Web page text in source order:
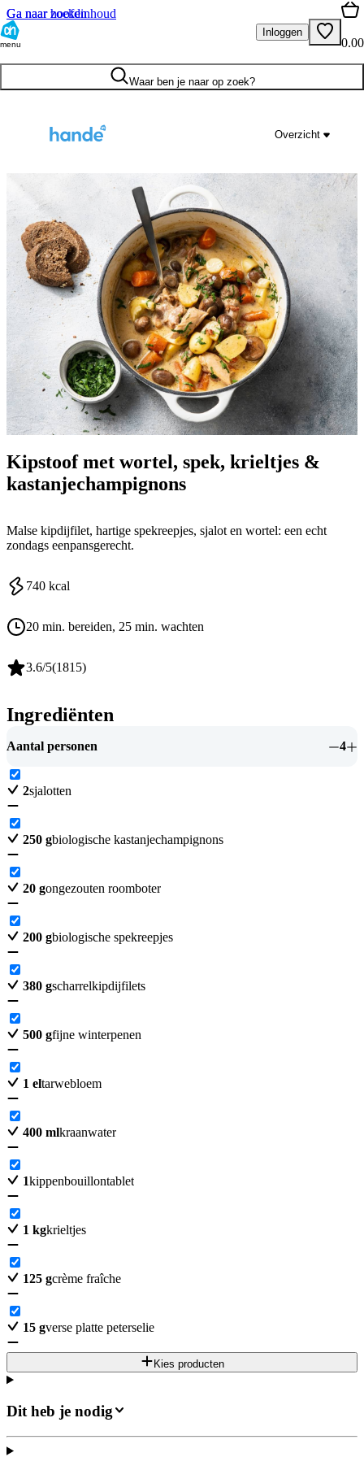
Ga naar hoofdinhoud
Ga naar zoeken
menu
Inloggen
0.00
Waar ben je naar op zoek?
Overzicht
Kipstoof met wortel, spek, krieltjes &
kastanjechampignons
Malse kipdijfilet, hartige spekreepjes, sjalot en wortel: een echt
zondags eenpansgerecht.
740 kcal
20 min. bereiden, 25 min. wachten
3.6/5(1815)
Ingrediënten
Aantal personen 4
2sjalotten
250 gbiologische kastanjechampignons
20 gongezouten roomboter
200 gbiologische spekreepjes
380 gscharrelkipdijfilets
500 gfijne winterpenen
1 eltarwebloem
400 mlkraanwater
1kippenbouillontablet
1 kgkrieltjes
125 gcrème fraîche
15 gverse platte peterselie
Kies producten
Dit heb je nodig